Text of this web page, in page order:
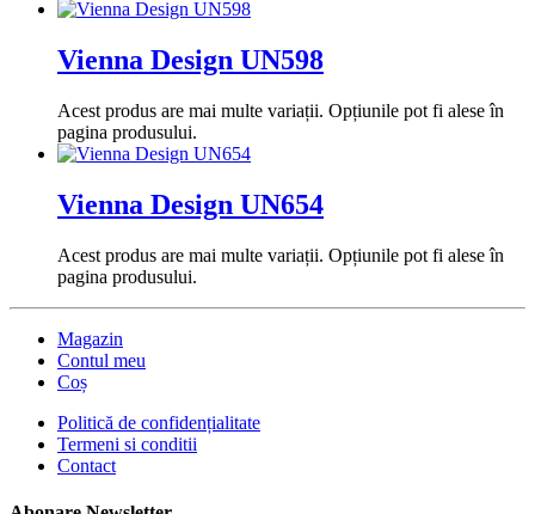
Vienna Design UN598
Acest produs are mai multe variații. Opțiunile pot fi alese în
pagina produsului.
Vienna Design UN654
Acest produs are mai multe variații. Opțiunile pot fi alese în
pagina produsului.
Magazin
Contul meu
Coș
Politică de confidențialitate
Termeni si conditii
Contact